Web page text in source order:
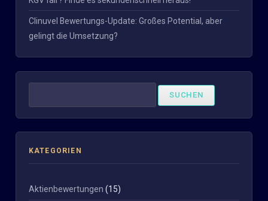
Clinuvel Bewertungs-Update: Großes Potential, aber
gelingt die Umsetzung?
KATEGORIEN
Aktienbewertungen (15)